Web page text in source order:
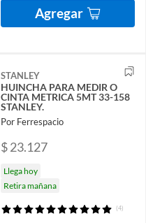
Agregar
STANLEY
HUINCHA PARA MEDIR O
CINTA METRICA 5MT 33-158
STANLEY.
Por Ferrespacio
$ 23.127
Llega hoy
Retira mañana
(4)